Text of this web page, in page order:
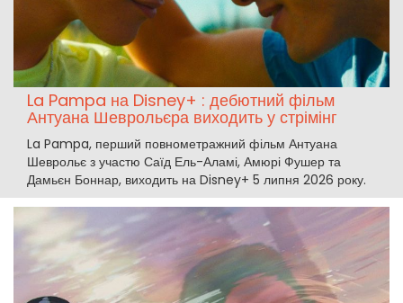
La Pampa на Disney+ : дебютний фільм
Антуана Шеврольєра виходить у стрімінг
La Pampa, перший повнометражний фільм Антуана
Шеврольє з участю Саїд Ель-Аламі, Амюрі Фушер та
Дамьєн Боннар, виходить на Disney+ 5 липня 2026 року.